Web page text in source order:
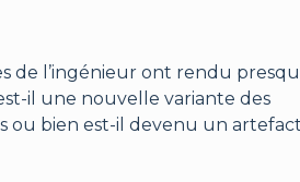
de l’ingénieur ont rendu
il une nouvelle variante des
ou bien est-il devenu un